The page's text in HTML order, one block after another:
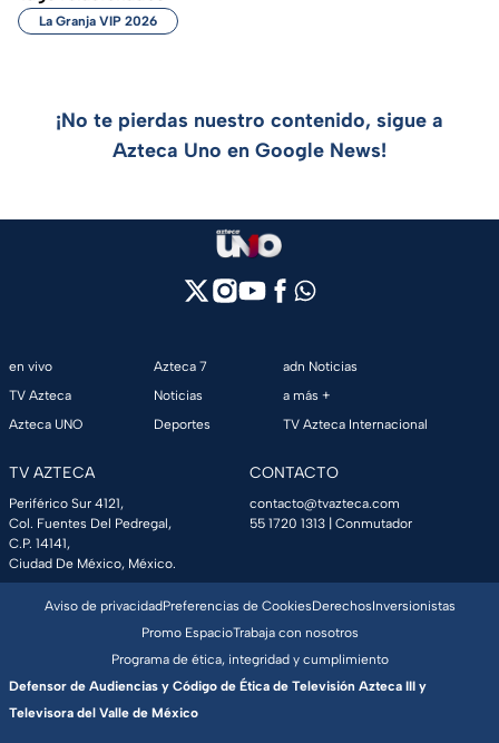
La Granja VIP 2026
¡No te pierdas nuestro contenido, sigue a
Azteca Uno en Google News!
en vivo
TV Azteca
Azteca UNO
Azteca 7
Noticias
Deportes
adn Noticias
a más +
TV Azteca Internacional
TV AZTECA
Periférico Sur 4121,
Col. Fuentes Del Pedregal,
C.P. 14141,
Ciudad De México, México.
CONTACTO
contacto@tvazteca.com
55 1720 1313 | Conmutador
Aviso de privacidadPreferencias de CookiesDerechosInversionistas
Promo EspacioTrabaja con nosotros
Programa de ética, integridad y cumplimiento
Defensor de Audiencias y Código de Ética de Televisión Azteca III y
Televisora del Valle de México